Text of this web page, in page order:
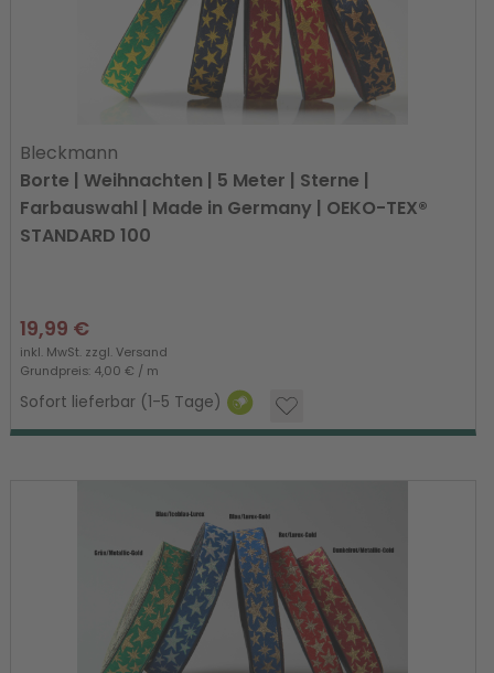
Bleckmann
Borte | Weihnachten | 5 Meter | Sterne |
Farbauswahl | Made in Germany | OEKO-TEX®
STANDARD 100
19,99 €
inkl. MwSt. zzgl.Versand
Grundpreis: 4,00 € / m
Sofort lieferbar (1-5 Tage)